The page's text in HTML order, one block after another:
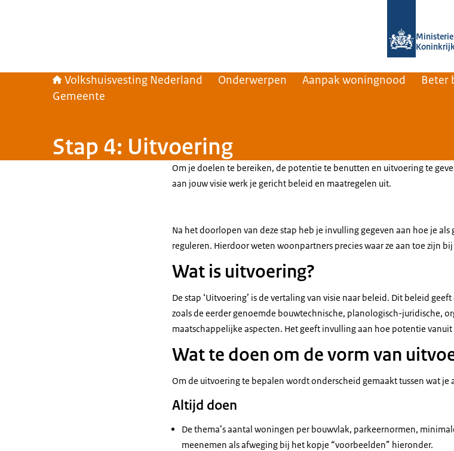
Ministerie
Volkshuisvesting Nederland Onderwerpen Aanpak woningnood Beter
Gemeente
Stap 4: Uitvoering
Om je doelen te bereiken, de potentie te benutten en uitvoering te
aan jouw visie werk je gericht beleid en maatregelen uit.
Na het doorlopen van deze stap heb je invulling gegeven aan hoe je
reguleren. Hierdoor weten woonpartners precies waar ze aan toe zijn
Wat is uitvoering?
De stap ‘Uitvoering’ is de vertaling van visie naar beleid. Dit beleid
zoals de eerder genoemde bouwtechnische, planologisch-juridische,
maatschappelijke aspecten. Het geeft invulling aan hoe potentie
Wat te doen om de vorm van
Om de uitvoering te bepalen wordt onderscheid gemaakt tussen wat
Altijd doen
De thema’s aantal woningen per bouwvlak, parkeernormen,
meenemen als afweging bij het kopje “voorbeelden” hieronder.